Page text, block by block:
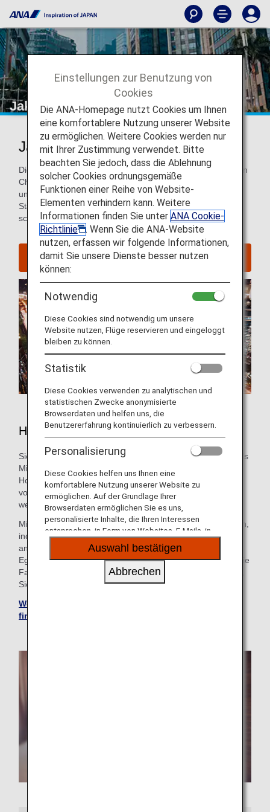
Jakarta
Jakarta entdecken
Die energiegeladene Stadt Jakarta ist ein Kontrast zwischen
Chaos und Charme an jeder Ecke. Von den Künstlercafés
und dem lebhaften Verkehr bis hin zum pulsierenden
Stadtleben, Sie werden feststellen, dass alles hier sehr viel
schneller als in jeder anderen Stadt gelebt wird.
Flüge nach Jakarta suchen
Hotels in Jakarta
Sie müssen noch eine Unterkunft für Ihre Reise buchen? Als
Mitglied des ANA Mileage Club können Sie eine
Hotelreservierung über den ANA WORLD HOTEL-Service
vornehmen, der Ihnen Zugang zu etwa 1.000.000 Hotels
weltweit bietet.
Mit diesem Service können Sie Meilen sammeln und nutzen,
indem Sie sich einfach bei Ihrem ANA Mileage Club-Konto
anmelden und das am besten geeignete Hotel auswählen.
Egal, ob Sie auf der Suche nach einem Hotel mit Pool für die
Familie sind oder einen Ort für Ihre Geschäftsreise suchen,
Sie finden das perfekte „Zuhause fern von zu Hause“.
Weitere Hotels über den ANA WORLD HOTEL-Service
finden
Einstellungen zur Benutzung von
Cookies
Die ANA-Homepage nutzt Cookies um Ihnen
eine komfortablere Nutzung unserer Website
zu ermöglichen. Weitere Cookies werden nur
mit Ihrer Zustimmung verwendet. Bitte
beachten Sie jedoch, dass die Ablehnung
solcher Cookies ordnungsgemäße
Funktionen einer Reihe von Website-
Elementen verhindern kann. Weitere
Informationen finden Sie unter ANA Cookie-
Richtlinie
. Wenn Sie die ANA-Website
nutzen, erfassen wir folgende Informationen,
damit Sie unsere Dienste besser nutzen
können:
Notwendig
Diese Cookies sind notwendig um unsere
Website nutzen, Flüge reservieren und eingeloggt
bleiben zu können.
Statistik
Diese Cookies verwenden zu analytischen und
statistischen Zwecke anonymisierte
Browserdaten und helfen uns, die
Benutzererfahrung kontinuierlich zu verbessern.
Personalisierung
Diese Cookies helfen uns Ihnen eine
komfortablere Nutzung unserer Website zu
ermöglichen. Auf der Grundlage Ihrer
Browserdaten ermöglichen Sie es uns,
personalisierte Inhalte, die Ihren Interessen
entsprechen, in Form von Websites, E-Mails, in
sozialen Medien und Werbung anzubieten.
Auswahl bestätigen
Abbrechen